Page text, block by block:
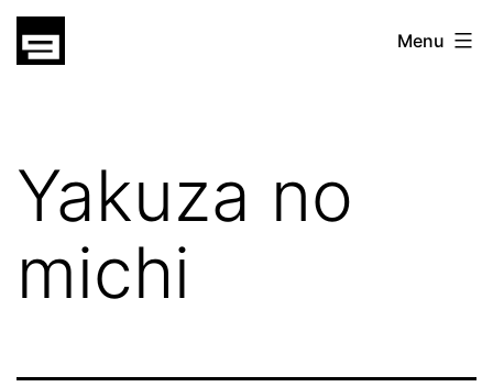
Skip
gatsu
Menu
Yakuza no
michi